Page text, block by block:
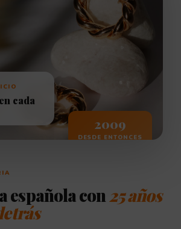
cada
2009
DESDE ENTONCES
española con 25 años